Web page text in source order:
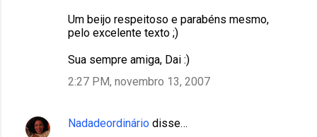
Um beijo respeitoso e parabéns mesmo,
pelo excelente texto ;)
Sua sempre amiga, Dai :)
2:27 PM, novembro 13, 2007
Nadadeordinário disse…